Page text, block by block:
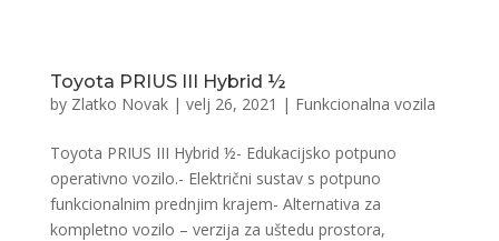
Toyota PRIUS III Hybrid ½
by Zlatko Novak| velj 26, 2021 | Funkcionalna vozila
Toyota PRIUS III Hybrid ½- Edukacijsko potpuno
operativno vozilo.- Električni sustav s potpuno
funkcionalnim prednjim krajem- Alternativa za
kompletno vozilo – verzija za uštedu prostora,